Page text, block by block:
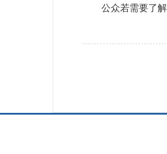
公众若需要了